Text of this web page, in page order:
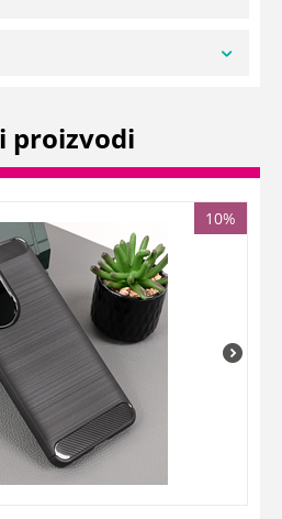
proizvodi
10%